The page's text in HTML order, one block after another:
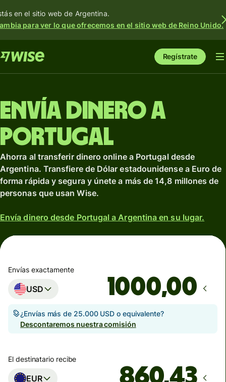
en el sitio web de Argentina.
para ver lo que ofrecemos en el sitio web de Reino Unido.
Regístrate
Envía dinero a
Portugal
Ahorra al transferir dinero online a Portugal desde
Argentina. Transfiere de Dólar estadounidense a Euro de
forma rápida y segura y únete a más de 14,8 millones de
personas que usan Wise.
Envía dinero desde Portugal a Argentina en su lugar.
Envías exactamente
USD ,00
¿Envías más de 25.000 USD o equivalente?
Descontaremos nuestra comisión
El destinatario recibe
EUR